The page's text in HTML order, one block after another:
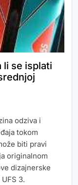
li se isplati
odziva i
tokom
biti pravi
originalnom
dizajnerske
3.